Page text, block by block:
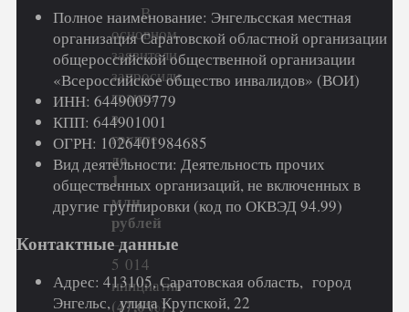
В
основном
заявители
запросили
гранты
в
группе
до
1
млн
рублей
–
5 014
инициатив
(47,6%)
Полное наименование: Энгельсская местная
организация Саратовской областной организации
общероссийской общественной организации
«Всероссийское общество инвалидов» (ВОИ)
ИНН: 6449009779
КПП: 644901001
ОГРН: 1026401984685
Вид деятельности: Деятельность прочих
общественных организаций, не включенных в
другие группировки (код по ОКВЭД 94.99)
Контактные данные
Адрес: 413105, Саратовская область, город
Энгельс, улица Крупской, 22